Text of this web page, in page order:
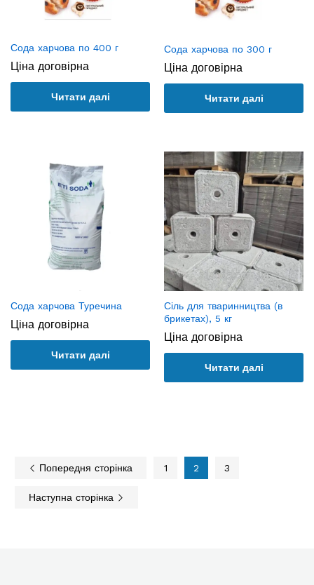
Сода харчова по 400 г
Ціна договірна
Читати далі
Сода харчова по 300 г
Ціна договірна
Читати далі
Сода харчова Туречина
Ціна договірна
Читати далі
Сіль для тваринництва (в
брикетах), 5 кг
Ціна договірна
Читати далі
Попередня сторінка 1 2 3
Наступна сторінка